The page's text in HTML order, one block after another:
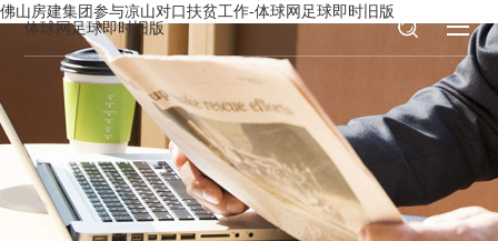
佛山房建集团参与凉山对口扶贫工作-体球网足球即时旧版
体球网足球即时旧版